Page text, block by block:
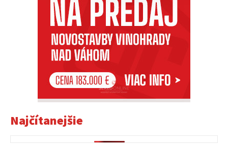
Najčítanejšie